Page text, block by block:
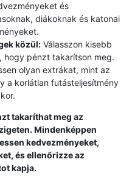
és
diákoknak és katonai
közül: Válasszon kisebb
pénzt takarítson meg.
olyan extrákat, mint az
a korlátlan futásteljesítmény
takaríthat meg az
Mindenképpen
kedvezményeket,
és ellenőrizze az
kapja.